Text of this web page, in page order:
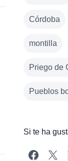
Córdoba
montilla
Priego de
Pueblos
Si te ha